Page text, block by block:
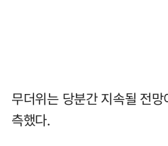
무더위는 당분간 지속될 전
측했다.